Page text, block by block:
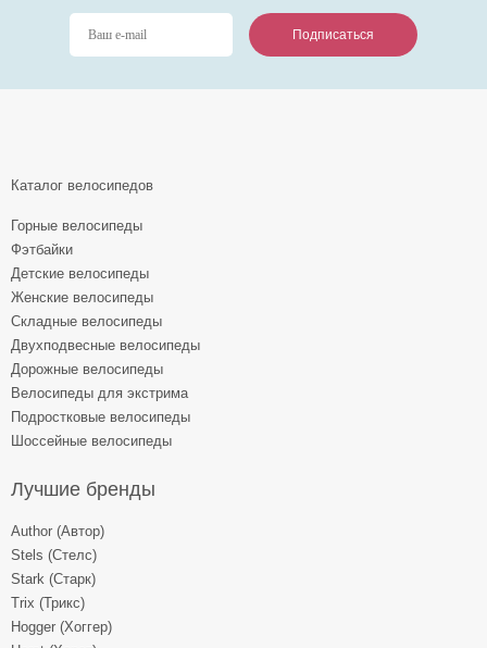
Подписаться
Подписаться
Подписаться
Каталог велосипедов
Горные велосипеды
Фэтбайки
Детские велосипеды
Женские велосипеды
Складные велосипеды
Двухподвесные велосипеды
Дорожные велосипеды
Велосипеды для экстрима
Подростковые велосипеды
Шоссейные велосипеды
Лучшие бренды
Author (Автор)
Stels (Стелс)
Stark (Старк)
Trix (Трикс)
Hogger (Хоггер)